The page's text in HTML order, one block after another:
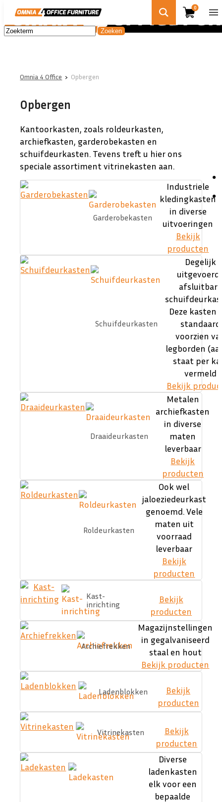
0
Omnia 4 Office › Opbergen
Opbergen
Kantoorkasten, zoals roldeurkasten,
archiefkasten, garderobekasten en
schuifdeurkasten. Tevens treft u hier ons
speciale assortiment vitrinekasten aan.
Garderobekasten
Industriele
kledingkasten
in diverse
uitvoeringen
Bekijk
producten
Schuifdeurkasten
Degelijk
afsluitbare
Deze kasten
standaard
voorzien
legborden
staat per
vermeld
Bekijk
Draaideurkasten
Metalen
archiefkasten
in diverse
maten
leverbaar
Bekijk
producten
Roldeurkasten
Ook wel
jaloeziedeurkast
genoemd. Vele
maten uit
voorraad
leverbaar
Bekijk
producten
Kast-
inrichting
Bekijk
producten
Archiefrekken
Magazijnstellingen
in gegalvaniseerd
staal en hout
Bekijk producten
Ladenblokken
Bekijk
producten
Vitrinekasten
Bekijk
producten
Diverse
ladenkasten
elk voor een
bepaalde